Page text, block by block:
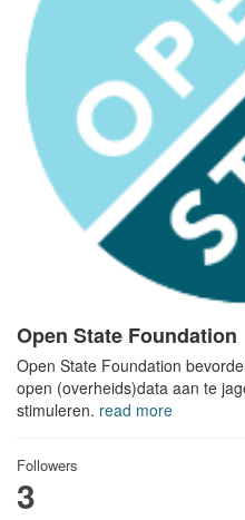
Open State Foundation
Open State Foundation
open (overheids)data aan te
stimuleren. read more
Followers
3